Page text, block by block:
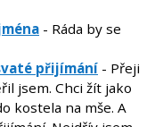
- Ráda by se
přijímání - Přeji
jsem. Chci žít jako
kostela na mše. A